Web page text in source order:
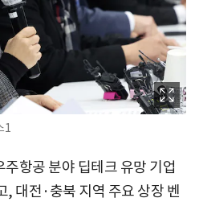
1
항공 분야 딥테크 유망 기업
대전·충북 지역 주요 상장 벤